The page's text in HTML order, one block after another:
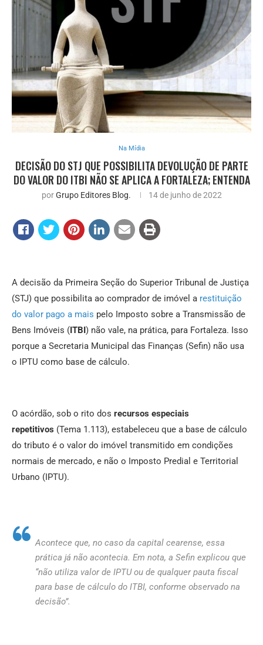
Na Mídia
DECISÃO DO STJ QUE POSSIBILITA DEVOLUÇÃO DE PARTE
DO VALOR DO ITBI NÃO SE APLICA A FORTALEZA; ENTENDA
porGrupo Editores Blog. 14 de junho de 2022
A decisão da Primeira Seção do Superior Tribunal de Justiça
(STJ) que possibilita ao comprador de imóvel a restituição
do valor pago a mais pelo Imposto sobre a Transmissão de
Bens Imóveis (ITBI) não vale, na prática, para Fortaleza. Isso
porque a Secretaria Municipal das Finanças (Sefin) não usa
o IPTU como base de cálculo.
O acórdão, sob o rito dos recursos especiais
repetitivos (Tema 1.113), estabeleceu que a base de cálculo
do tributo é o valor do imóvel transmitido em condições
normais de mercado, e não o Imposto Predial e Territorial
Urbano (IPTU).
Acontece que, no caso da capital cearense, essa
prática já não acontecia. Em nota, a Sefin explicou que
“não utiliza valor de IPTU ou de qualquer pauta fiscal
para base de cálculo do ITBI, conforme observado na
decisão”.